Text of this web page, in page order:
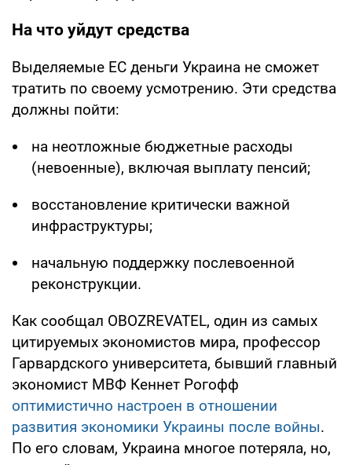
На что уйдут средства
Выделяемые ЕС деньги Украина не сможет
тратить по своему усмотрению. Эти средства
должны пойти:
на неотложные бюджетные расходы
(невоенные), включая выплату пенсий;
восстановление критически важной
инфраструктуры;
начальную поддержку послевоенной
реконструкции.
Как сообщал OBOZREVATEL, один из самых
цитируемых экономистов мира, профессор
Гарвардского университета, бывший главный
экономист МВФ Кеннет Рогофф
оптимистично настроен в отношении
развития экономики Украины после войны.
По его словам, Украина многое потеряла, но,